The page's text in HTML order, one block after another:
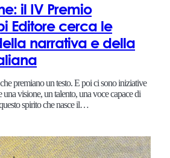
il IV Premio
Editore cerca le
narrativa e della
premiano un testo. E poi ci sono iniziative
una visione, un talento, una voce capace di
spirito che nasce il…